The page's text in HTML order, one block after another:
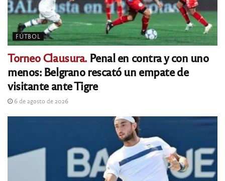
FÚTBOL
Torneo Clausura.Penal en contra y con uno
menos: Belgrano rescató un empate de
visitante ante Tigre
6 de agosto de 2026